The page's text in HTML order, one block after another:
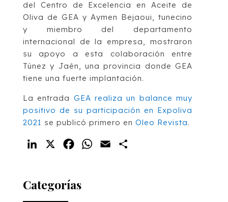
del Centro de Excelencia en Aceite de
Oliva de GEA y Aymen Bejaoui, tunecino
y miembro del departamento
internacional de la empresa, mostraron
su apoyo a esta colaboración entre
Túnez y Jaén, una provincia donde GEA
tiene una fuerte implantación.
La entrada GEA realiza un balance muy
positivo de su participación en Expoliva
2021 se publicó primero en Oleo Revista.
LinkedIn FacebookWhatsApp
Email
Categorías